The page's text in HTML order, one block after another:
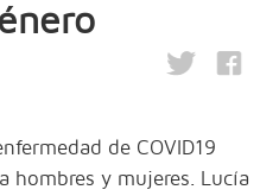
de COVID19
hombres y mujeres. Lucía